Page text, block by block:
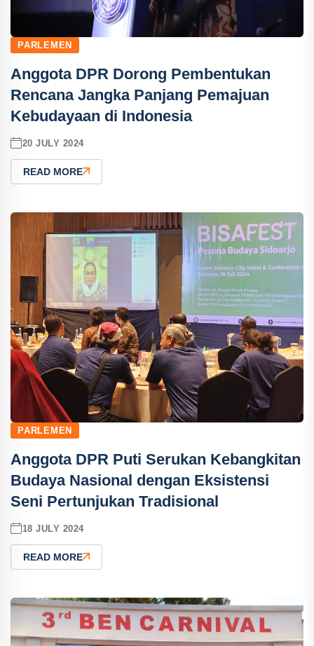
PARLEMEN
Anggota DPR Dorong Pembentukan
Rencana Jangka Panjang Pemajuan
Kebudayaan di Indonesia
20 JULY 2024
READ MORE
PARLEMEN
Anggota DPR Puti Serukan Kebangkitan
Budaya Nasional dengan Eksistensi
Seni Pertunjukan Tradisional
18 JULY 2024
READ MORE